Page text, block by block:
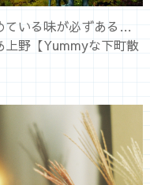
ている味が必ずある…
上野【Yummyな下町散